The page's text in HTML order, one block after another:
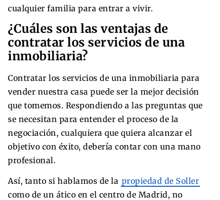
cualquier familia para entrar a vivir.
¿Cuáles son las ventajas de
contratar los servicios de una
inmobiliaria?
Contratar los servicios de una inmobiliaria para
vender nuestra casa puede ser la mejor decisión
que tomemos. Respondiendo a las preguntas que
se necesitan para entender el proceso de la
negociación, cualquiera que quiera alcanzar el
objetivo con éxito, debería contar con una mano
profesional.
Así, tanto si hablamos de la propiedad de Soller
como de un ático en el centro de Madrid, no